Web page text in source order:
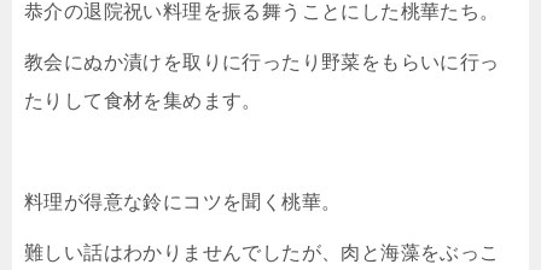
恭介の退院祝い料理を振る舞うことにした桃華たち。
教会にぬか漬けを取りに行ったり野菜をもらいに行っ
たりして食材を集めます。
料理が得意な鈴にコツを聞く桃華。
難しい話はわかりませんでしたが、肉と海藻をぶっこ